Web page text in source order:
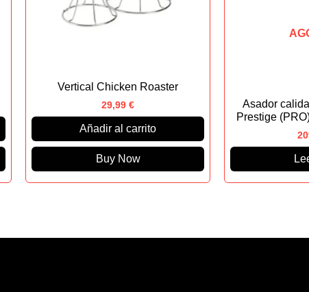
Vertical Chicken Roaster
29,99 €
Añadir al carrito
Buy Now
Asador
Prestige